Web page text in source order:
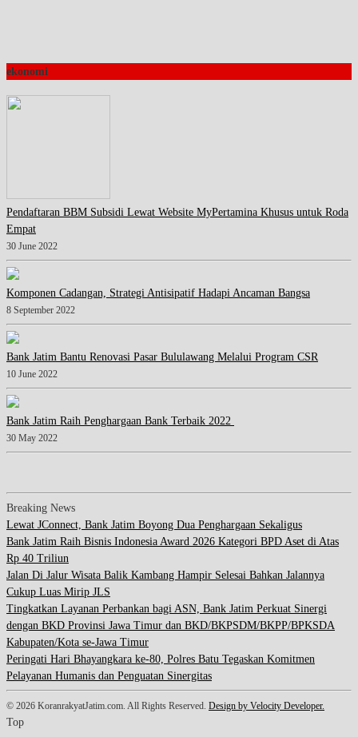
ekonomi
Pendaftaran BBM Subsidi Lewat Website MyPertamina Khusus untuk Roda
Empat
30 June 2022
Komponen Cadangan, Strategi Antisipatif Hadapi Ancaman Bangsa
8 September 2022
Bank Jatim Bantu Renovasi Pasar Bululawang Melalui Program CSR
10 June 2022
Bank Jatim Raih Penghargaan Bank Terbaik 2022
30 May 2022
Breaking News
Lewat JConnect, Bank Jatim Boyong Dua Penghargaan Sekaligus
Bank Jatim Raih Bisnis Indonesia Award 2026 Kategori BPD Aset di Atas
Rp 40 Triliun
Jalan Di Jalur Wisata Balik Kambang Hampir Selesai Bahkan Jalannya
Cukup Luas Mirip JLS
Tingkatkan Layanan Perbankan bagi ASN, Bank Jatim Perkuat Sinergi
dengan BKD Provinsi Jawa Timur dan BKD/BKPSDM/BKPP/BPKSDA
Kabupaten/Kota se-Jawa Timur
Peringati Hari Bhayangkara ke-80, Polres Batu Tegaskan Komitmen
Pelayanan Humanis dan Penguatan Sinergitas
© 2026 KoranrakyatJatim.com. All Rights Reserved. Design by Velocity Developer.
Top